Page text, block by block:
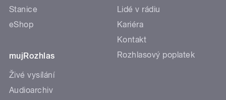
Stanice
eShop
mujRozhlas
Živé vysílání
Audioarchiv
Lidé v rádiu
Kariéra
Kontakt
Rozhlasový poplatek